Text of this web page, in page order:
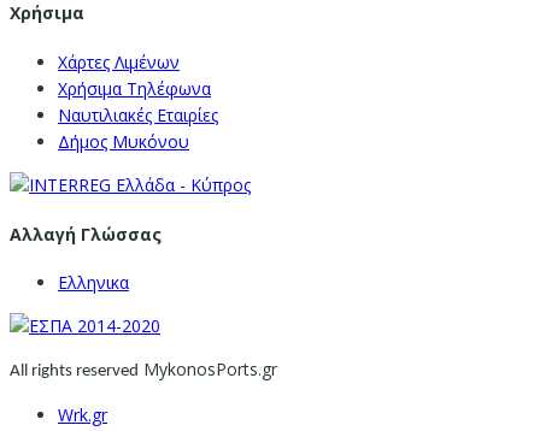
Χρήσιμα
Χάρτες Λιμένων
Χρήσιμα Τηλέφωνα
Ναυτιλιακές Εταιρίες
Δήμος Μυκόνου
Αλλαγή Γλώσσας
Ελληνικα
All rights reserved MykonosPorts.gr
Wrk.gr